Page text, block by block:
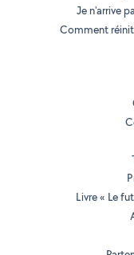
Je n'arrive
Comment
Livre « Le